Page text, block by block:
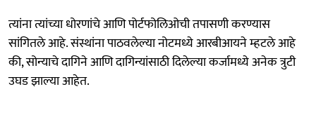
त्यांना त्यांच्या धोरणांचे आणि पोर्टफोलिओची तपासणी करण्यास
सांगितले आहे. संस्थांना पाठवलेल्या नोटमध्ये आरबीआयने म्हटले आहे
की, सोन्याचे दागिने आणि दागिन्यांसाठी दिलेल्या कर्जामध्ये अनेक त्रुटी
उघड झाल्या आहेत.